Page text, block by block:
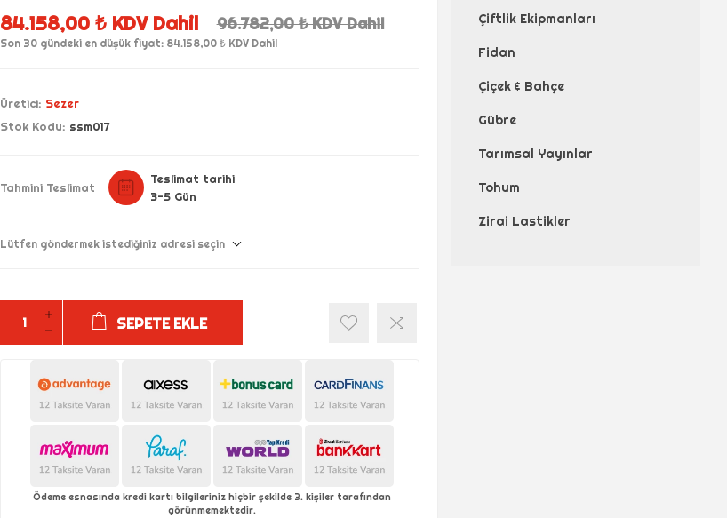
84.158,00 ₺ KDV Dahil 96.782,00 ₺ KDV Dahil
Son 30 gündeki en düşük fiyat: 84.158,00 ₺ KDV Dahil
Üretici: Sezer
Stok Kodu: ssm017
Tahmini Teslimat
Teslimat tarihi
3-5 Gün
Lütfen göndermek istediğiniz adresi seçin
SEPETE EKLE
Ödeme esnasında kredi kartı bilgileriniz hiçbir şekilde 3. kişiler tarafından
görünmemektedir.
Çiftlik Ekipmanları
Fidan
Çiçek & Bahçe
Gübre
Tarımsal Yayınlar
Tohum
Zirai Lastikler